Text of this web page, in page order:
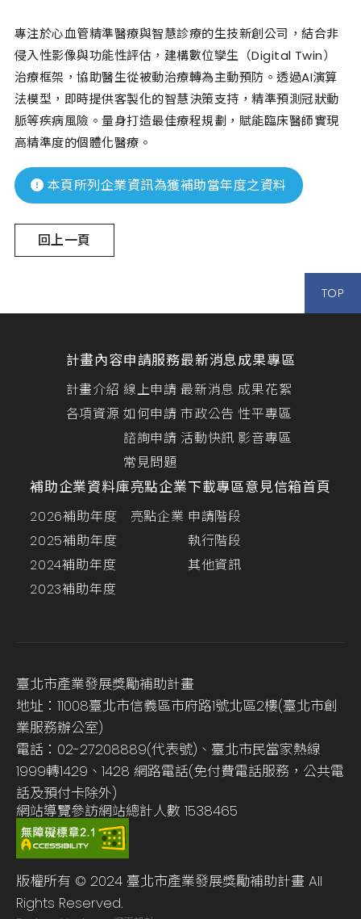
專注於心血管精準醫療與智慧診療的生技新創公司，結合非
侵入性影像與功能性評估，建構數位孿生（Digital Twin）
治療框架，協助醫生從被動治療轉為主動預防。透過AI演算
法模型，即時提供客製化的智慧決策支持，精準預測冠狀動
脈等疾病風險。量身打造最佳療程規劃，賦能臨床醫師實現
高精準度的個體化醫療。
本頁所列企業資訊為獲補助當年度之資料
回上一頁
TOP
計畫內容
計畫介紹
各項資源
申請服務
線上申請
如何申請
諮詢申請
常見問題
最新消息
最新消息
市政公告
活動快訊
成果專區
成果花絮
性平專區
影音專區
補助企業資料庫
2026補助年度
2025補助年度
2024補助年度
2023補助年度
亮點企業
亮點企業
下載專區
申請階段
執行階段
其他資訊
意見信箱首頁
臺北市產業發展獎勵補助計畫
地址：11008臺北市信義區市府路1號北區2樓(臺北市創
業服務辦公室)
電話：02-27208889(代表號)、臺北市民當家熱線
1999轉1429、1428 網路電話(免付費電話服務，公共電
話及預付卡除外)
網站導覽參訪網站總計人數 1538465
版權所有 © 2024 臺北市產業發展獎勵補助計畫 All
Rights Reserved.